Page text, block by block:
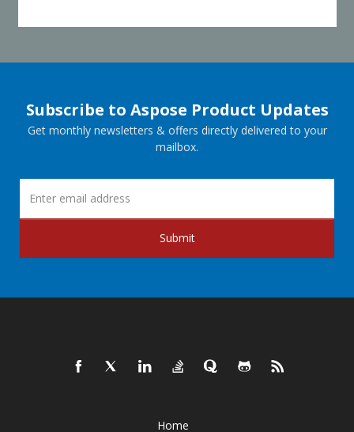
Subscribe to Aspose Product Updates
Get monthly newsletters & offers directly delivered to your
mailbox.
Submit
Home